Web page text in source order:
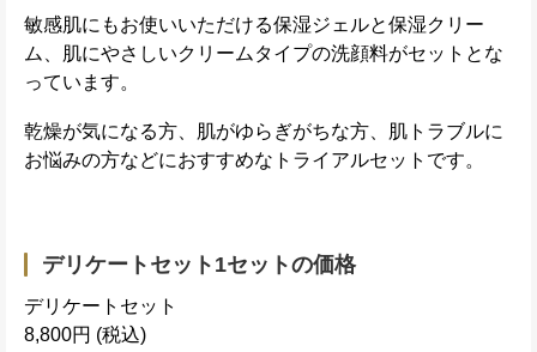
敏感肌にもお使いいただける保湿ジェルと保湿クリー
ム、肌にやさしいクリームタイプの洗顔料がセットとな
っています。
乾燥が気になる方、肌がゆらぎがちな方、肌トラブルに
お悩みの方などにおすすめなトライアルセットです。
デリケートセット1セットの価格
デリケートセット
8,800円 (税込)